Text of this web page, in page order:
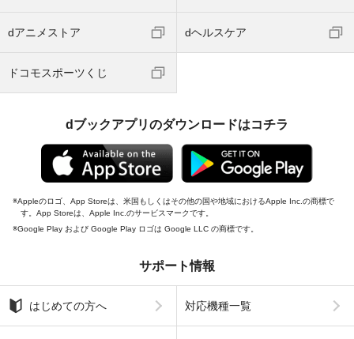
dアニメストア dヘルスケア
ドコモスポーツくじ
dブックアプリのダウンロードはコチラ
Appleのロゴ、App Storeは、米国もしくはその他の国や地域におけるApple Inc.の商標で
す。App Storeは、Apple Inc.のサービスマークです。
Google Play および Google Play ロゴは Google LLC の商標です。
サポート情報
はじめての方へ 対応機種一覧